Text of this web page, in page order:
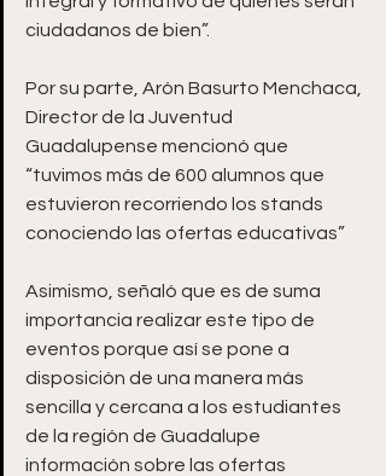
ciudadanos de bien”.
Por su parte, Arón Basurto Menchaca,
Director de la Juventud
Guadalupense mencionó que
“tuvimos más de 600 alumnos que
estuvieron recorriendo los stands
conociendo las ofertas educativas”
Asimismo, señaló que es de suma
importancia realizar este tipo de
eventos porque así se pone a
disposición de una manera más
sencilla y cercana a los estudiantes
de la región de Guadalupe
información sobre las ofertas